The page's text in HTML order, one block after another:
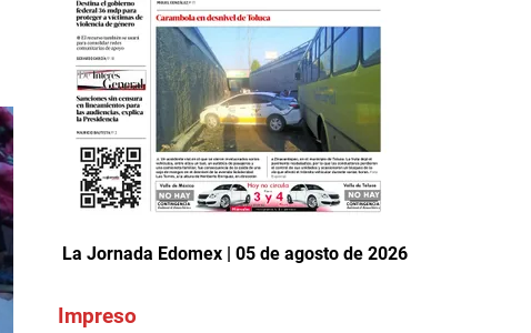
La Jornada Edomex | 05 de agosto de 2026
Impreso